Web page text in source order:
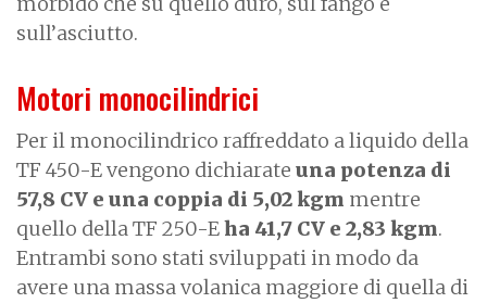
sull’asciutto.
Motori monocilindrici
Per il monocilindrico raffreddato a liquido della
TF 450-E vengono dichiarate una potenza di
57,8 CV e una coppia di 5,02 kgm mentre
quello della TF 250-Eha 41,7 CV e 2,83 kgm.
Entrambi sono stati sviluppati in modo da
avere una massa volanica maggiore di quella di